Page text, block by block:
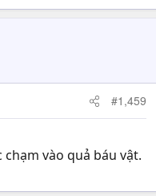
#1,459
vào quả báu vật.